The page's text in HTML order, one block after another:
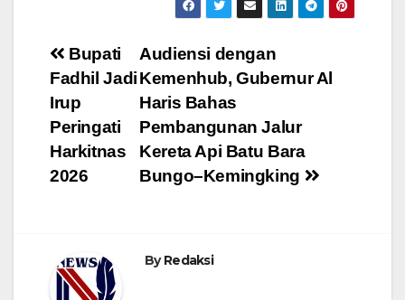
Navigasi
pos
Audiensi dengan
Kemenhub, Gubernur Al
Haris Bahas
Pembangunan Jalur
Kereta Api Batu Bara
Bungo–Kemingking
Bupati
Fadhil Jadi
Irup
Peringati
Harkitnas
2026
ByRedaksi